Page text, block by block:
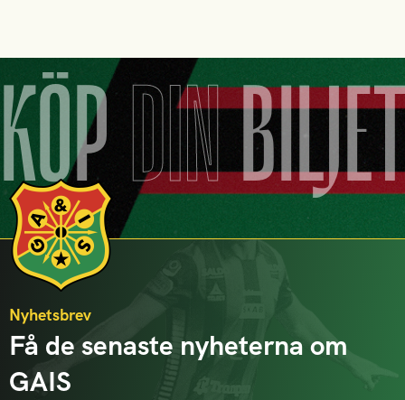
KÖPDIN
Nyhetsbrev
Få de senaste nyheterna om
GAIS